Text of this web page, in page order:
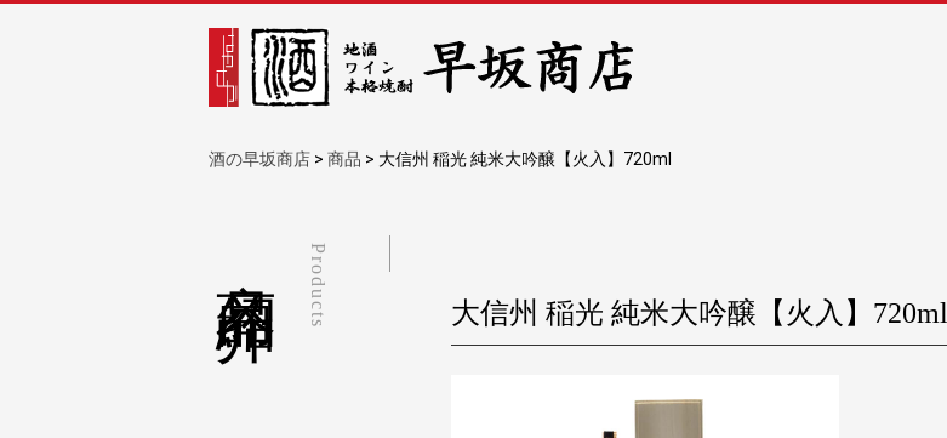
酒の早坂商店 > 商品 > 大信州 稲光 純米大吟醸【火入】720ml
Products 大信州 稲光 純米大吟醸【火入】720ml